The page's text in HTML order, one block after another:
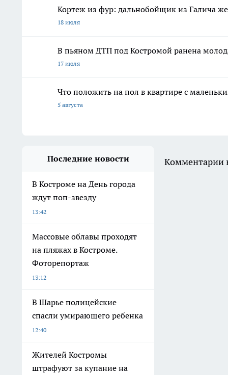
Кортеж из фур: дальнобойщик из Галича
18 июля
В пьяном ДТП под Костромой ранена
17 июля
Что положить на пол в квартире с
5 августа
Последние новости
В Костроме на День города
ждут поп-звезду
13:42
Массовые облавы проходят
на пляжах в Костроме.
Фоторепортаж
13:12
В Шарье полицейские
спасли умирающего ребенка
12:40
Жителей Костромы
штрафуют за купание на
Комментарии